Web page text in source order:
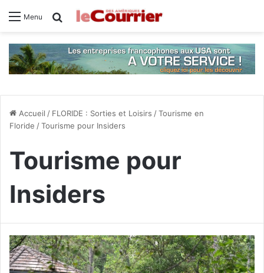
Menu Rechercher
Accueil / FLORIDE : Sorties et Loisirs /Tourisme en
Floride /Tourisme pour Insiders
Tourisme pour
Insiders